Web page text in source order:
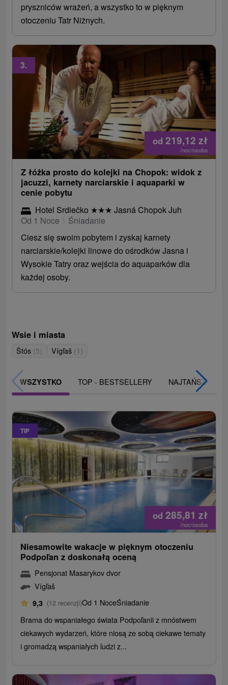
pryszniców wrażeń, a wszystko to w pięknym
otoczeniu Tatr Niżnych.
od 219,12 zł
/noc/osoba
3.
Z łóżka prosto do kolejki na Chopok: widok z
jacuzzi, karnety narciarskie i aquaparki w
cenie pobytu
Hotel Srdiečko ★★★ Jasná Chopok Juh
Od 1 Noce
Śniadanie
Ciesz się swoim pobytem i zyskaj karnety
narciarskie/kolejki linowe do ośrodków Jasna i
Wysokie Tatry oraz wejścia do aquaparków dla
każdej osoby.
Wsie i miasta
Štós (5) Vígľaš (1)
WSZYSTKO TOP - BESTSELLERY NAJTAŃSZE
TIP
od 285,81 zł
/noc/osoba
Niesamowite wakacje w pięknym otoczeniu
Podpoľan z doskonałą oceną
Pensjonat Masarykov dvor
Vígľaš
9,3 (12 recenzji)Od 1 NoceŚniadanie
Brama do wspaniałego świata Podpoľanii z mnóstwem
ciekawych wydarzeń, które niosą ze sobą ciekawe tematy
i gromadzą wspaniałych ludzi z...